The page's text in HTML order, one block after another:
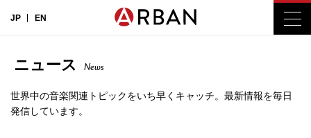
JP EN
ニュース News
世界中の音楽関連トピックをいち早くキャッチ。最新情報を毎日
発信しています。